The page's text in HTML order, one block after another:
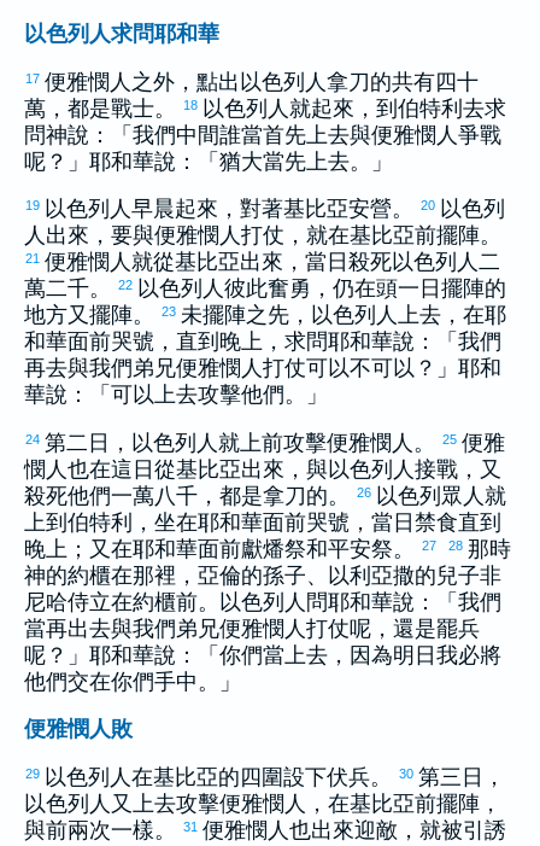
以色列人求問耶和華
17 便雅憫 人之外，點出 以色列 人拿刀的共有四十
萬，都是戰士。
18 以色列 人就起來，到 伯特利 去求
問神說：「我們中間誰當首先上去與便雅憫 人爭戰
呢？」耶和華說：「 猶大當先上去。」
19 以色列 人早晨起來，對著基比亞安營。 20 以色列
人出來，要與便雅憫 人打仗，就在基比亞前擺陣。
21 便雅憫 人就從基比亞出來，當日殺死以色列 人二
萬二千。
22 以色列 人彼此奮勇，仍在頭一日擺陣的
地方又擺陣。
23 未擺陣之先， 以色列 人上去，在耶
和華面前哭號，直到晚上，求問耶和華說：「我們
再去與我們弟兄便雅憫 人打仗可以不可以？」耶和
華說：「可以上去攻擊他們。」
24 第二日， 以色列 人就上前攻擊便雅憫 人。 25 便雅
憫 人也在這日從基比亞出來，與以色列 人接戰，又
殺死他們一萬八千，都是拿刀的。
26 以色列 眾人就
上到 伯特利
，坐在耶和華面前哭號，當日禁食直到
晚上；又在耶和華面前獻燔祭和平安祭。
27 28 那時
神的約櫃在那裡， 亞倫的孫子、 以利亞撒的兒子非
尼哈侍立在約櫃前。 以色列 人問耶和華說：「我們
當再出去與我們弟兄便雅憫 人打仗呢，還是罷兵
呢？」耶和華說：「你們當上去，因為明日我必將
他們交在你們手中。」
便雅憫人敗
29 以色列 人在基比亞的四圍設下伏兵。 30 第三日，
以色列 人又上去攻擊便雅憫 人，在基比亞前擺陣，
與前兩次一樣。
31 便雅憫 人也出來迎敵，就被引誘